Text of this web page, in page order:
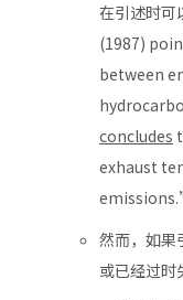
在引述时
(1987)
between
concludes
exhaust
然而，如果
或已经过时